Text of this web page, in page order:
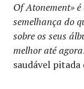
Of Atonement»
semelhança do
sobre os seus
melhor até
saudável pitada